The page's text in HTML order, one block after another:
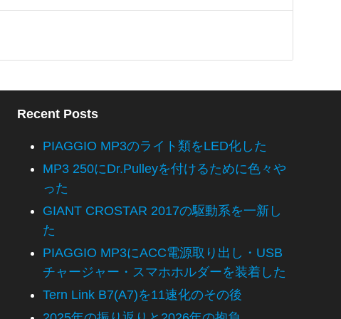
Recent Posts
PIAGGIO MP3のライト類をLED化した
MP3 250にDr.Pulleyを付けるために色々や
った
GIANT CROSTAR 2017の駆動系を一新し
た
PIAGGIO MP3にACC電源取り出し・USB
チャージャー・スマホホルダーを装着した
Tern Link B7(A7)を11速化のその後